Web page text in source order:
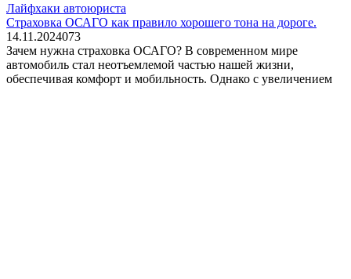
Лайфхаки автоюриста
Страховка ОСАГО как правило хорошего тона на дороге.
14.11.2024073
Зачем нужна страховка ОСАГО? В современном мире
автомобиль стал неотъемлемой частью нашей жизни,
обеспечивая комфорт и мобильность. Однако с увеличением